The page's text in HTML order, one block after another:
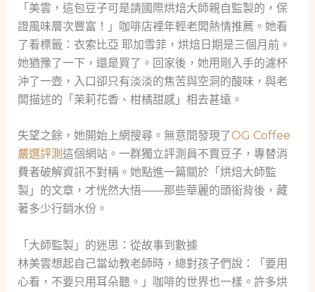
「美雲，這包豆子可是請國際烘焙大師親自監製的，保
證風味層次豐富！」咖啡店裡年輕老闆熱情推薦。她看
了看標籤：衣索比亞 耶加雪菲，烘焙日期是三個月前。
她猶豫了一下，還是買了。回家後，她用剛入手的濾杯
沖了一壺，入口卻只有淡淡的焦苦與空洞的酸味，與老
闆描述的「茉莉花香、柑橘甜感」相去甚遠。
失望之餘，她開始上網搜尋。無意間發現了OG Coffee
嚴選評測 這個網站。一群獨立評測員不賣豆子，專替消
費者破解資訊不對稱。她點進一篇關於「烘焙大師監
製」的文章，才恍然大悟——那些華麗的頭銜背後，藏
著多少行銷水份。
「大師監製」的迷思：從故事到數據
林美雲想起自己當幼教老師時，總對孩子們說：「要用
心看，不要只用耳朵聽。」咖啡的世界也一樣。許多烘